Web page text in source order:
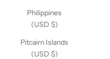
Philippines
(USD $)
Pitcairn Islands
(USD $)